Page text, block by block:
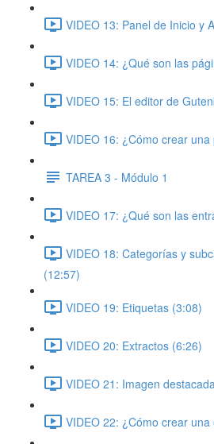
VIDEO 13: Panel de Inicio y
VIDEO 14: ¿Qué son las
VIDEO 15: El editor de
VIDEO 16: ¿Cómo crear
TAREA 3 - Módulo 1
VIDEO 17: ¿Qué son las
VIDEO 18: Categorías y
(12:57)
VIDEO 19: Etiquetas (3:08)
VIDEO 20: Extractos (6:26)
VIDEO 21: Imagen
VIDEO 22: ¿Cómo crear